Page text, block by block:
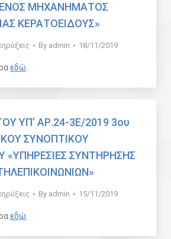
ΜΗΧΑΝΗΜΑΤΟΣ
ΚΕΡΑΤΟΕΙΔΟΥΣ»
By admin 18/11/2019
εδώ
ΥΠ’ ΑΡ.24-3Ε/2019 3ου
ΣΥΝΟΠΤΙΚΟΥ
«ΥΠΗΡΕΣΙΕΣ ΣΥΝΤΗΡΗΣΗΣ
By admin 15/11/2019
εδώ